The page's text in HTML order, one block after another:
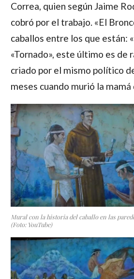
Correa, quien según Jaime
cobró por el trabajo. «El
caballos entre los que están:
«Tornado», este último es de
criado por el mismo político
meses cuando murió la
Mural con la historia del caballo en las
(Foto: YouTube)